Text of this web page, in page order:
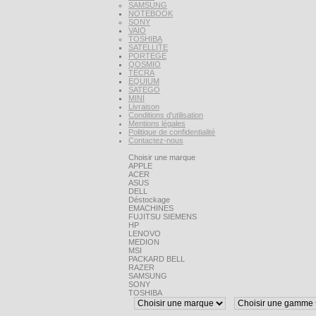
SAMSUNG
NOTEBOOK
SONY
VAIO
TOSHIBA
SATELLITE
PORTEGE
QOSMIO
TECRA
EQUIUM
SATEGO
MINI
Livraison
Conditions d'utilisation
Mentions légales
Politique de confidentialité
Contactez-nous
Choisir une marque
APPLE
ACER
ASUS
DELL
Déstockage
EMACHINES
FUJITSU SIEMENS
HP
LENOVO
MEDION
MSI
PACKARD BELL
RAZER
SAMSUNG
SONY
TOSHIBA